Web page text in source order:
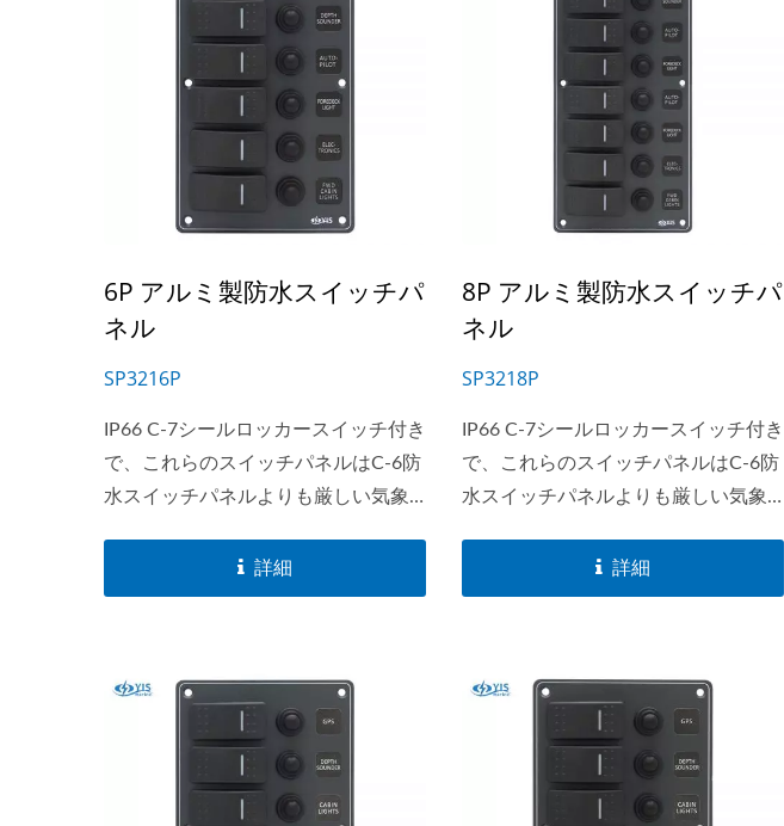
6P アルミ製防水スイッチパ
ネル
SP3216P
IP66 C-7シールロッカースイッチ付き
で、これらのスイッチパネルはC-6防
水スイッチパネルよりも厳しい気象
SP32xxシリーズは、ラベル用のバッ
クライトモジュールを備えた市場唯
詳細
8P アルミ製防水スイッチパ
ネル
SP3218P
IP66 C-7シールロッカースイッチ付き
で、これらのスイッチパネルはC-6防
水スイッチパネルよりも厳しい気象
SP32xxシリーズは、ラベル用のバッ
クライトモジュールを備えた市場唯
詳細